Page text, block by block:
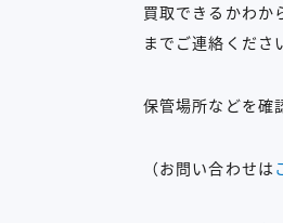
買取できるかわか
までご連絡くださ
保管場所などを確
（お問い合わせは